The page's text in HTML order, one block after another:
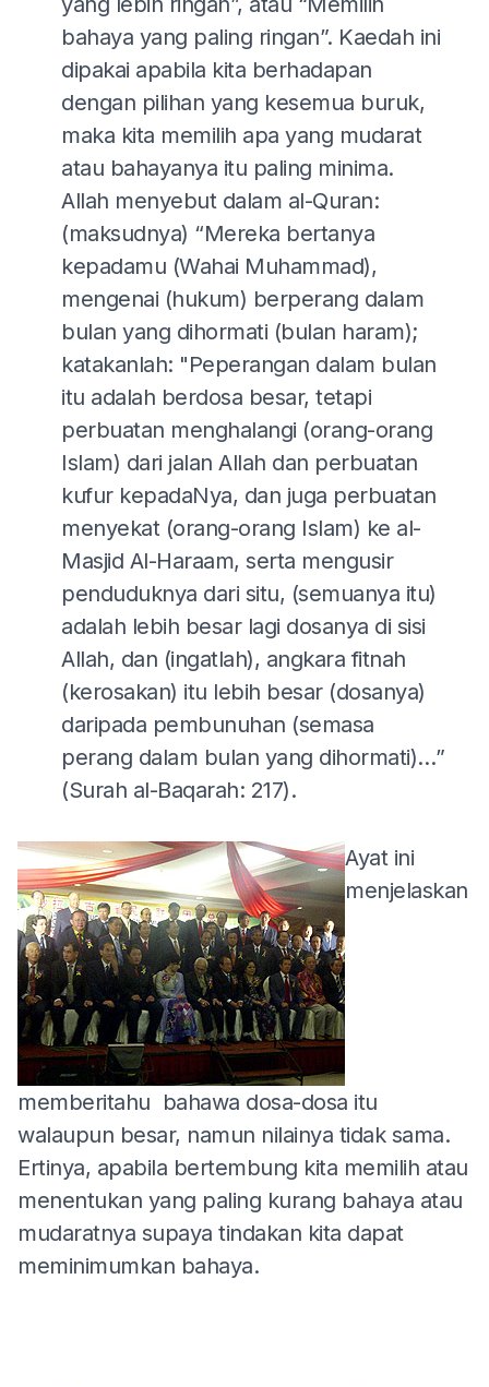
bahaya yang paling ringan”. Kaedah ini
dipakai apabila kita berhadapan
dengan pilihan yang kesemua buruk,
maka kita memilih apa yang mudarat
atau bahayanya itu paling minima.
Allah menyebut dalam al-Quran:
(maksudnya) “Mereka bertanya
kepadamu (Wahai Muhammad),
mengenai (hukum) berperang dalam
bulan yang dihormati (bulan haram);
katakanlah: "Peperangan dalam bulan
itu adalah berdosa besar, tetapi
perbuatan menghalangi (orang-orang
Islam) dari jalan Allah dan perbuatan
kufur kepadaNya, dan juga perbuatan
menyekat (orang-orang Islam) ke al-
Masjid Al-Haraam, serta mengusir
penduduknya dari situ, (semuanya itu)
adalah lebih besar lagi dosanya di sisi
Allah, dan (ingatlah), angkara fitnah
(kerosakan) itu lebih besar (dosanya)
daripada pembunuhan (semasa
perang dalam bulan yang dihormati)…”
(Surah al-Baqarah: 217).
Ayat ini
menjelaskan
memberitahu bahawa dosa-dosa itu
walaupun besar, namun nilainya tidak sama.
Ertinya, apabila bertembung kita memilih atau
menentukan yang paling kurang bahaya atau
mudaratnya supaya tindakan kita dapat
meminimumkan bahaya.